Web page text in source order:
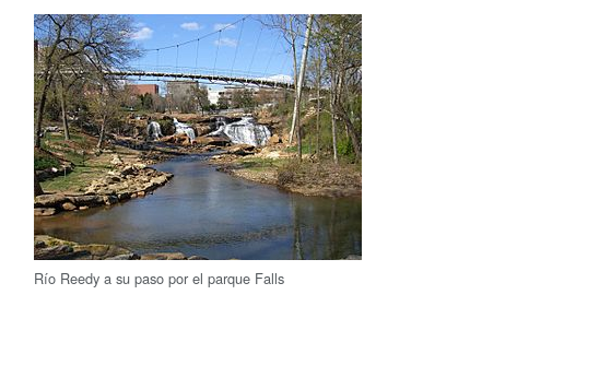
Río Reedy a su paso por el parque Falls